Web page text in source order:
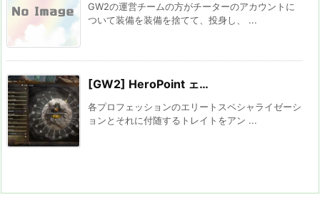
GW2の運営チームの方がチーターのアカウントに
ついて装備を装備を捨てて、投身し、 ...
[GW2] HeroPoint ェ…
各プロフェッションのエリートスペシャライゼーシ
ョンとそれに付随するトレイトをアン ...